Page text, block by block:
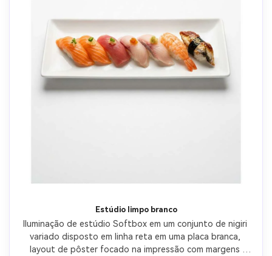
Estúdio limpo branco
Iluminação de estúdio Softbox em um conjunto de nigiri
variado disposto em linha reta em uma placa branca,
layout de pôster focado na impressão com margens